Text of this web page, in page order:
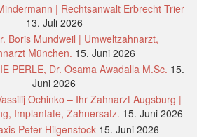
| Rechtsanwalt Erbrecht Trier
13. Juli 2026
Boris Mundweil | Umweltzahnarzt,
München. 15. Juni 2026
PERLE, Dr. Osama Awadalla M.Sc. 15.
Juni 2026
Ochinko – Ihr Zahnarzt Augsburg |
Implantate, Zahnersatz. 15. Juni 2026
Peter Hilgenstock 15. Juni 2026